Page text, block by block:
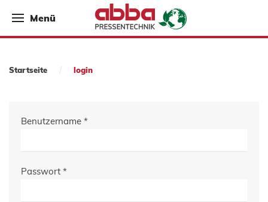
Menü
Startseite login
Benutzername *
Passwort *